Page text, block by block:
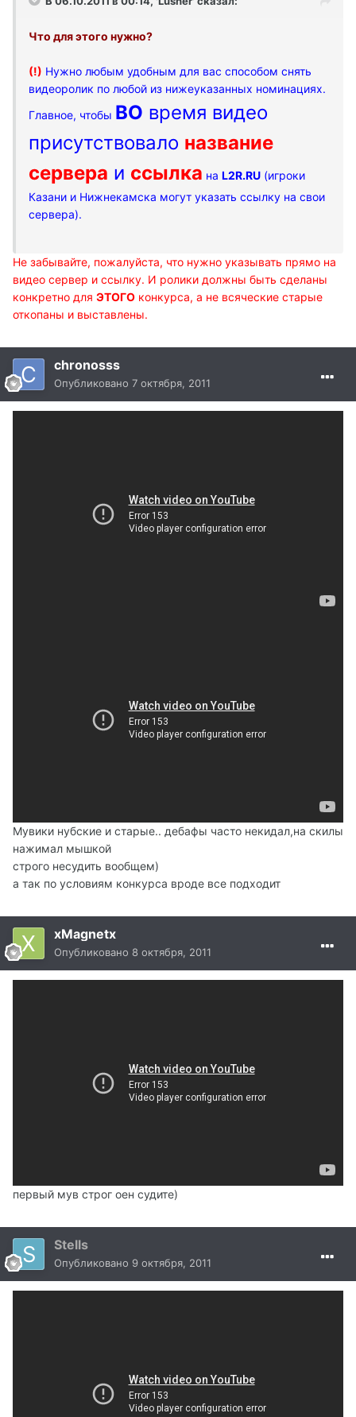
Что для этого нужно?
(!) Нужно любым удобным для вас способом снять
видеоролик по любой из нижеуказанных номинациях.
Главное, чтобы ВО время видео
присутствовало название
сервера и ссылка на L2R.RU (игроки
Казани и Нижнекамска могут указать ссылку на свои
сервера).
Не забывайте, пожалуйста, что нужно указывать прямо на
видео сервер и ссылку. И ролики должны быть сделаны
конкретно для ЭТОГО конкурса, а не всяческие старые
откопаны и выставлены.
chronosss
Опубликовано 7 октября, 2011
Мувики нубские и старые.. дебафы часто некидал,на скилы
нажимал мышкой
строго несудить вообщем)
а так по условиям конкурса вроде все подходит
xMagnetx
Опубликовано 8 октября, 2011
первый мув строг оен судите)
Stells
Опубликовано 9 октября, 2011